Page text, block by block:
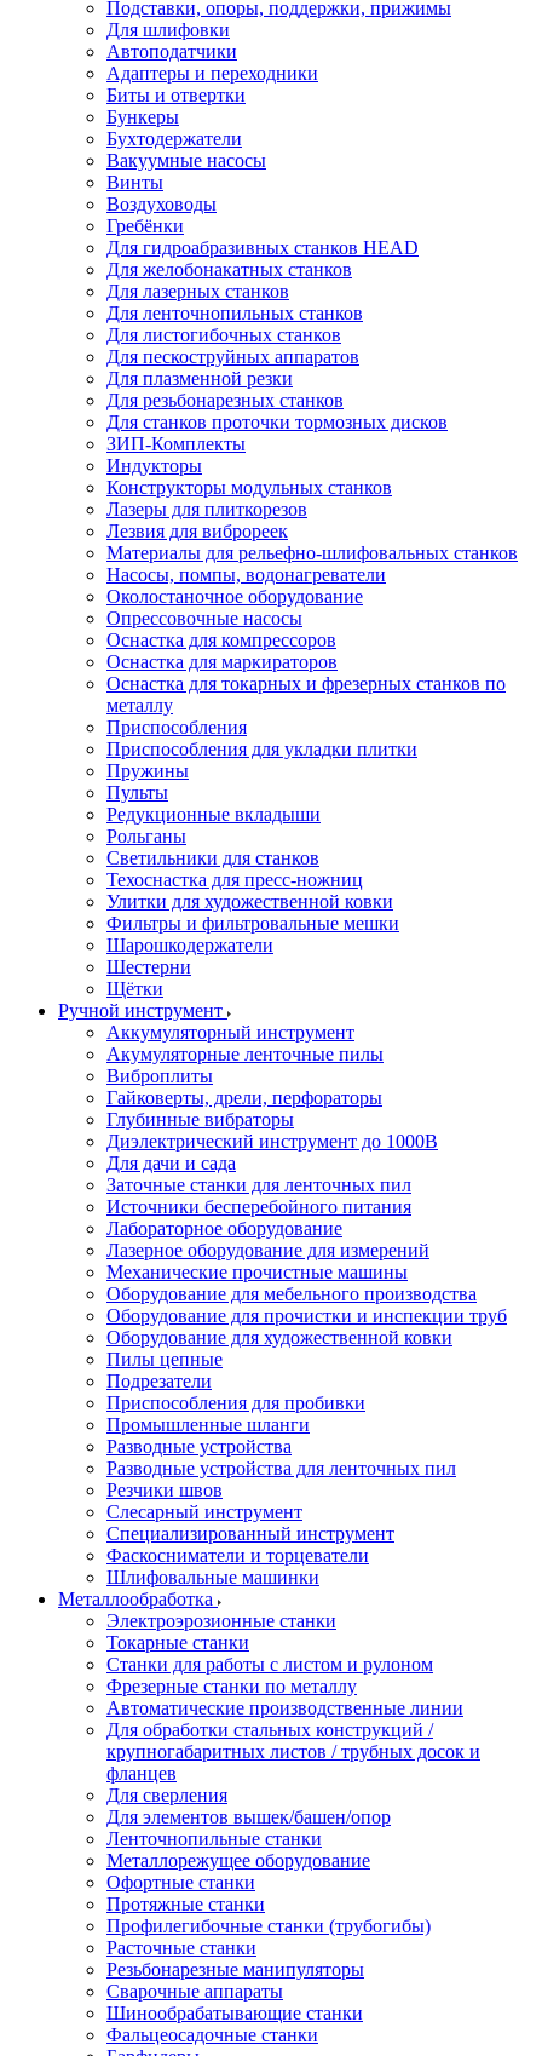
Подставки, опоры, поддержки, прижимы
Для шлифовки
Автоподатчики
Адаптеры и переходники
Биты и отвертки
Бункеры
Бухтодержатели
Вакуумные насосы
Винты
Воздуховоды
Гребёнки
Для гидроабразивных станков HEAD
Для желобонакатных станков
Для лазерных станков
Для ленточнопильных станков
Для листогибочных станков
Для пескоструйных аппаратов
Для плазменной резки
Для резьбонарезных станков
Для станков проточки тормозных дисков
ЗИП-Комплекты
Индукторы
Конструкторы модульных станков
Лазеры для плиткорезов
Лезвия для виброреек
Материалы для рельефно-шлифовальных станков
Насосы, помпы, водонагреватели
Околостаночное оборудование
Опрессовочные насосы
Оснастка для компрессоров
Оснастка для маркираторов
Оснастка для токарных и фрезерных станков по
металлу
Приспособления
Приспособления для укладки плитки
Пружины
Пульты
Редукционные вкладыши
Рольганы
Светильники для станков
Техоснастка для пресс-ножниц
Улитки для художественной ковки
Фильтры и фильтровальные мешки
Шарошкодержатели
Шестерни
Щётки
Ручной инструмент
Аккумуляторный инструмент
Акумуляторные ленточные пилы
Виброплиты
Гайковерты, дрели, перфораторы
Глубинные вибраторы
Диэлектрический инструмент до 1000В
Для дачи и сада
Заточные станки для ленточных пил
Источники бесперебойного питания
Лабораторное оборудование
Лазерное оборудование для измерений
Механические прочистные машины
Оборудование для мебельного производства
Оборудование для прочистки и инспекции труб
Оборудование для художественной ковки
Пилы цепные
Подрезатели
Приспособления для пробивки
Промышленные шланги
Разводные устройства
Разводные устройства для ленточных пил
Резчики швов
Слесарный инструмент
Специализированный инструмент
Фаскосниматели и торцеватели
Шлифовальные машинки
Металлообработка
Электроэрозионные станки
Токарные станки
Станки для работы с листом и рулоном
Фрезерные станки по металлу
Автоматические производственные линии
Для обработки стальных конструкций /
крупногабаритных листов / трубных досок и
фланцев
Для сверления
Для элементов вышек/башен/опор
Ленточнопильные станки
Металлорежущее оборудование
Офортные станки
Протяжные станки
Профилегибочные станки (трубогибы)
Расточные станки
Резьбонарезные манипуляторы
Сварочные аппараты
Шинообрабатывающие станки
Фальцеосадочные станки